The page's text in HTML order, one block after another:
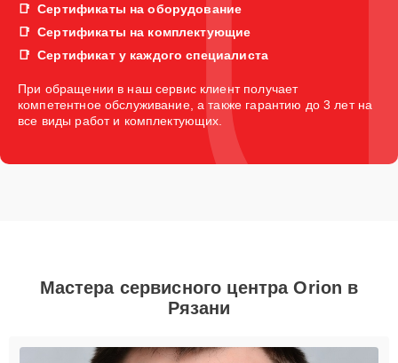
Сертификаты на оборудование
Сертификаты на комплектующие
Сертификат у каждого специалиста
При обращении в наш сервис клиент получает
компетентное обслуживание, а также гарантию до 3 лет на
все виды работ и комплектующих.
Мастера сервисного центра Orion в
Рязани